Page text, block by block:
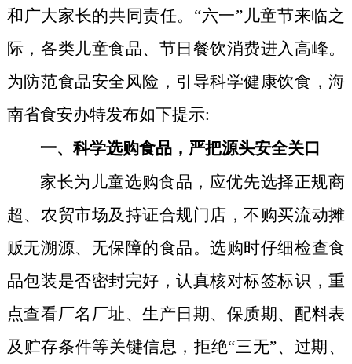
和广大家长的共同责任。“六一”儿童节来临之
际，各类儿童食品、节日餐饮消费进入高峰。
为防范食品安全风险，引导科学健康饮食，海
南省食安办特发布如下提示:
一、科学选购食品，严把源头安全关口
家长为儿童选购食品，应优先选择正规商
超、农贸市场及持证合规门店，不购买流动摊
贩无溯源、无保障的食品。选购时仔细检查食
品包装是否密封完好，认真核对标签标识，重
点查看厂名厂址、生产日期、保质期、配料表
及贮存条件等关键信息，拒绝“三无”、过期、